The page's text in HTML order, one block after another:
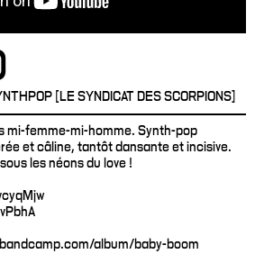
[LE SYNDICAT DES SCORPIONS]
mi-femme-mi-homme. Synth-pop
et câline, tantôt dansante et incisive.
les néons du love !
album/baby-boom